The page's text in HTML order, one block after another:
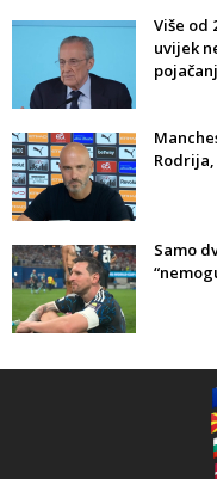
Više od
uvijek
Samo